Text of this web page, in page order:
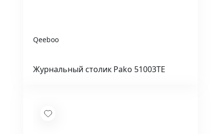
Qeeboo
Журнальный столик Pako 51003TE